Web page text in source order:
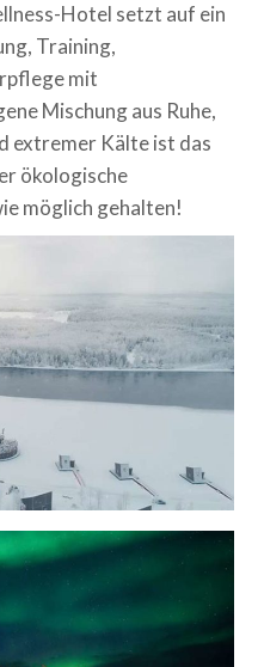
Hotel setzt auf ein
Training,
mit
Mischung aus Ruhe,
extremer Kälte ist das
ökologische
möglich gehalten!